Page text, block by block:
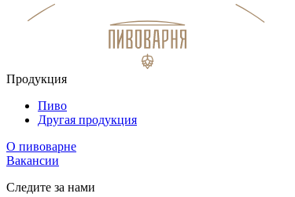
Продукция
Пиво
Другая продукция
О пивоварне
Вакансии
Следите за нами